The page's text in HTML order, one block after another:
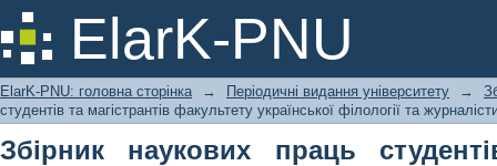
ElarK-PNU
Збірник наукових праць
філології та журналістики
університету імені Івана Огієнка
ElarK-PNU: головна сторінка → Періодичні видання університету →
студентів та магістрантів факультету української філології та
Збірник наукових праць